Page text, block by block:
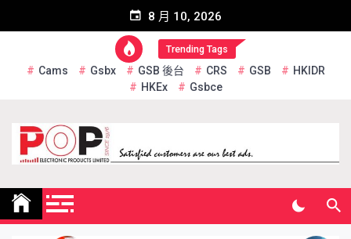
8 月 10, 2026
Trending Tags
Cams Gsbx GSB 後台 CRS GSB
HKIDR
HKEx
Gsbce
Pop Electronic Products
Limited